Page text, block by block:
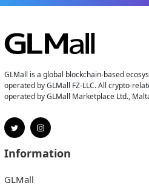
GLMall is a global blockchain-based
operated by GLMall FZ-LLC. All crypto-
operated by GLMall Marketplace Ltd.,
Information
GLMall